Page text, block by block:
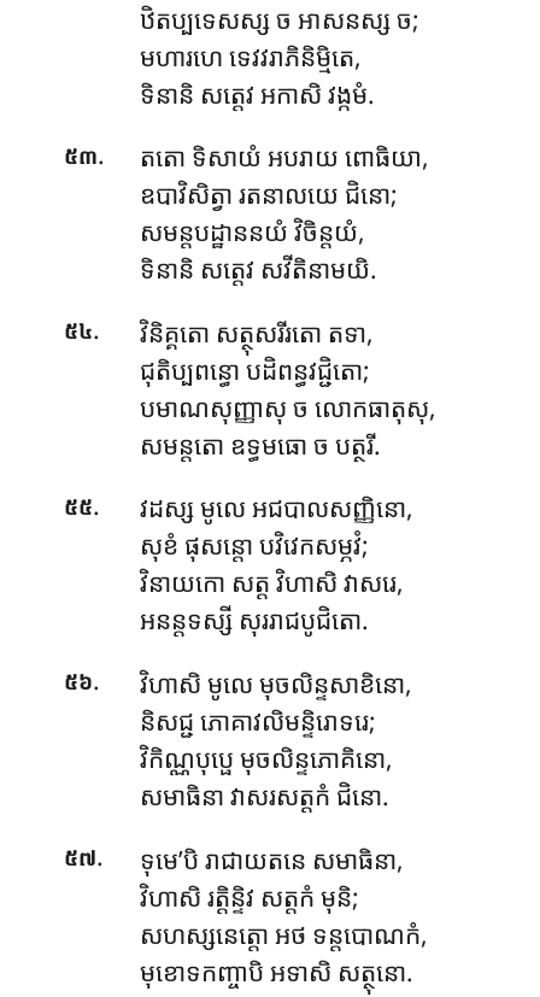
ឋិតប្បទេសស្ស ច អាសនស្ស ច;
មហារហេ ទេវវរាភិនិម្មិតេ,
ទិនានិ សត្តេវ អកាសិ វង្កមំ.
៥៣.
តតោ ទិសាយំ អបរាយ ពោធិយា,
ឧបាវិសិត្វា រតនាលយេ ជិនោ;
សមន្តបដ្ឋាននយំ វិចិន្តយំ,
ទិនានិ សត្តេវ សវីតិនាមយិ.
៥៤.
វិនិគ្គតោ សត្ថុសរីរតោ តទា,
ជុតិប្បពន្ធោ បដិពន្ធវជ្ជិតោ;
បមាណសុញ្ញាសុ ច លោកធាតុសុ,
សមន្តតោ ឧទ្ធមធោ ច បត្ថរី.
៥៥.
វដស្ស មូលេ អជបាលសញ្ញិនោ,
សុខំ ផុសន្តោ បវិវេកសម្ភវំ;
វិនាយកោ សត្ត វិហាសិ វាសរេ,
អនន្តទស្សី សុររាជបូជិតោ.
៥៦.
វិហាសិ មូលេ មុចលិន្ទសាខិនោ,
និសជ្ជ ភោគាវលិមន្ទិរោទរេ;
វិកិណ្ណបុប្ផេ មុចលិន្ទភោគិនោ,
សមាធិនា វាសរសត្តកំ ជិនោ.
៥៧.
ទុមេ’បិ រាជាយតនេ សមាធិនា,
វិហាសិ រត្តិន្ទិវ សត្តកំ មុនិ;
សហស្សនេត្តោ អថ ទន្តបោណកំ,
មុខោទកញ្ចាបិ អទាសិ សត្ថុនោ.